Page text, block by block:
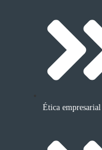
Ética empresarial